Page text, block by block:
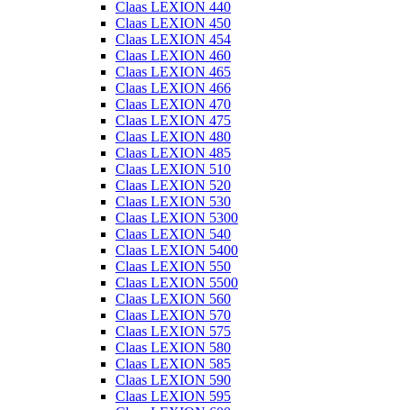
Claas LEXION 440
Claas LEXION 450
Claas LEXION 454
Claas LEXION 460
Claas LEXION 465
Claas LEXION 466
Claas LEXION 470
Claas LEXION 475
Claas LEXION 480
Claas LEXION 485
Claas LEXION 510
Claas LEXION 520
Claas LEXION 530
Claas LEXION 5300
Claas LEXION 540
Claas LEXION 5400
Claas LEXION 550
Claas LEXION 5500
Claas LEXION 560
Claas LEXION 570
Claas LEXION 575
Claas LEXION 580
Claas LEXION 585
Claas LEXION 590
Claas LEXION 595